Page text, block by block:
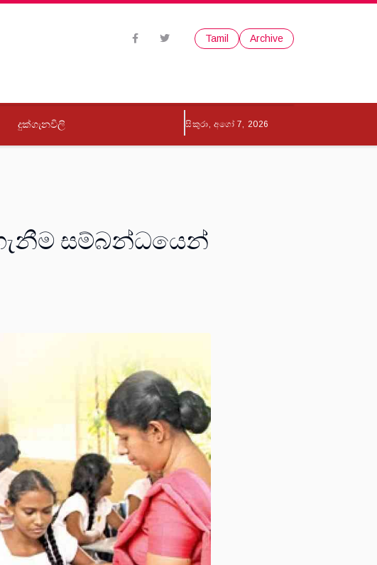
Tamil Archive
දුක්ගැනවිලි සිකුරා, අගෝ 7, 2026
සම්බන්ධයෙන්